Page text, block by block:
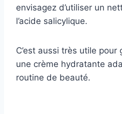
envisagez d’utiliser un
l’acide salicylique.
C’est aussi très utile pour
une crème hydratante
routine de beauté.